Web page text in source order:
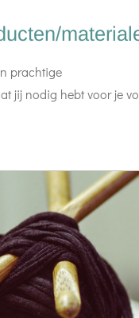
prachtige
jij nodig hebt voor je